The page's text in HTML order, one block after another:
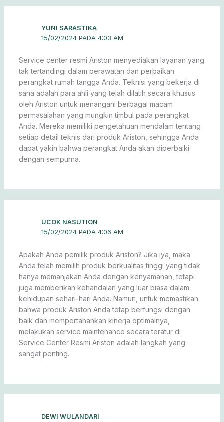
YUNI SARASTIKA
15/02/2024 PADA 4:03 AM
Service center resmi Ariston menyediakan layanan yang
tak tertandingi dalam perawatan dan perbaikan
perangkat rumah tangga Anda. Teknisi yang bekerja di
sana adalah para ahli yang telah dilatih secara khusus
oleh Ariston untuk menangani berbagai macam
permasalahan yang mungkin timbul pada perangkat
Anda. Mereka memiliki pengetahuan mendalam tentang
setiap detail teknis dari produk Ariston, sehingga Anda
dapat yakin bahwa perangkat Anda akan diperbaiki
dengan sempurna.
UCOK NASUTION
15/02/2024 PADA 4:06 AM
Apakah Anda pemilik produk Ariston? Jika iya, maka
Anda telah memilih produk berkualitas tinggi yang tidak
hanya memanjakan Anda dengan kenyamanan, tetapi
juga memberikan kehandalan yang luar biasa dalam
kehidupan sehari-hari Anda. Namun, untuk memastikan
bahwa produk Ariston Anda tetap berfungsi dengan
baik dan mempertahankan kinerja optimalnya,
melakukan service maintenance secara teratur di
Service Center Resmi Ariston adalah langkah yang
sangat penting.
DEWI WULANDARI